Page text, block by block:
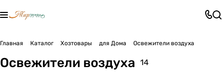
Главная Каталог Хозтовары для Дома Освежители воздуха
Освежители воздуха 14